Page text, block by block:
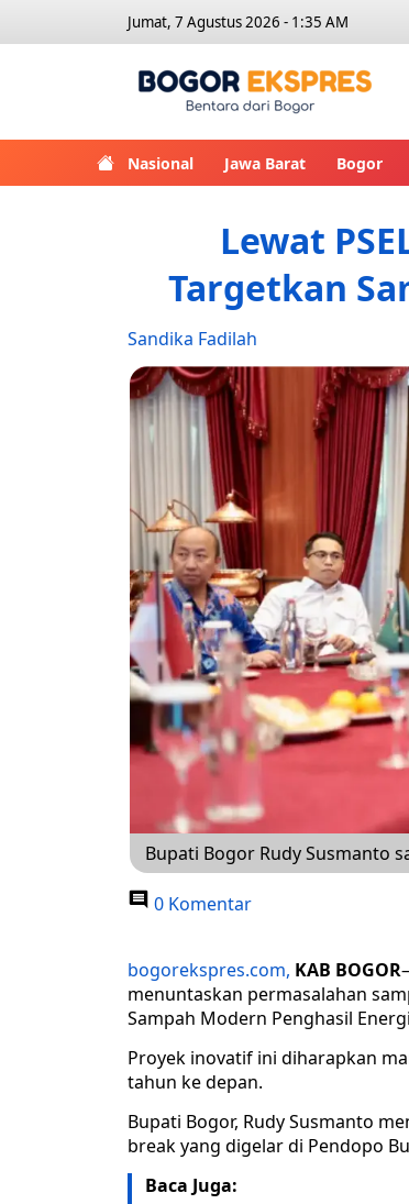
Jumat, 7 Agustus 2026 - 1:35 AM
Nasional Jawa Barat Bogor
Lewat
Targetkan
Sandika Fadilah
Bupati Bogor Rudy Susmanto
0 Komentar
bogorekspres.com, KAB BOGOR
menuntaskan permasalahan
Sampah Modern Penghasil
Proyek inovatif ini diharapkan
tahun ke depan.
Bupati Bogor, Rudy Susmanto
break yang digelar di Pendopo
Baca Juga: